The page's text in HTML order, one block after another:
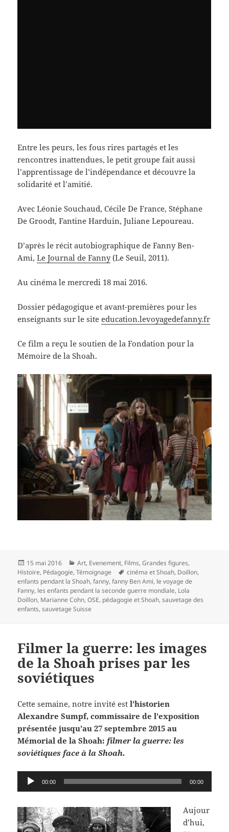
Entre les peurs, les fous rires partagés et les
rencontres inattendues, le petit groupe fait aussi
l’apprentissage de l’indépendance et découvre la
solidarité et l’amitié.
Avec Léonie Souchaud, Cécile De France, Stéphane
De Groodt, Fantine Harduin, Juliane Lepoureau.
D’après le récit autobiographique de Fanny Ben-
Ami,Le Journal de Fanny(Le Seuil, 2011).
Au cinéma le mercredi 18 mai 2016.
Dossier pédagogique et avant-premières pour les
enseignants sur le siteeducation.levoyagedefanny.fr
Ce film a reçu le soutien de la Fondation pour la
Mémoire de la Shoah.
Publié
le
15 mai 2016 Catégories
Art, Evenement, Films,Grandes figures,
Histoire, Pédagogie,Témoignage
Mots-
clés
cinéma et Shoah, Doillon,
enfants pendant la Shoah,fanny,fanny Ben Ami, le voyage de
Fanny, les enfants pendant la seconde guerre mondiale, Lola
Doillon, Marianne Cohn,OSE, pédagogie et Shoah,sauvetage des
enfants,sauvetage Suisse
Filmer la guerre: les images
de la Shoah prises par les
soviétiques
Cette semaine, notre invité est l’historien
Alexandre Sumpf, commissaire de l’exposition
présentée jusqu’au 27 septembre 2015 au
Mémorial de la Shoah: filmer la guerre: les
soviétiques face à la Shoah.
Lecteur 00:00 00:00
Aujour
d’hui,